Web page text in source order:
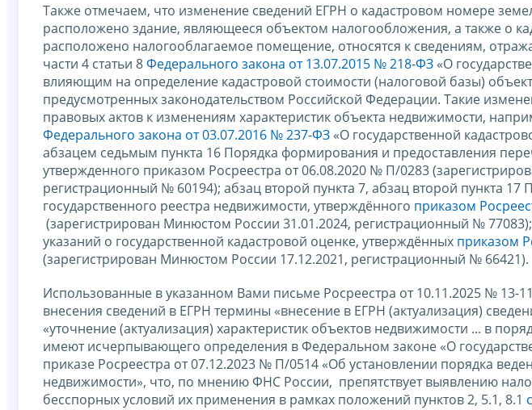
Также отмечаем, что изменение сведений ЕГРН о кадастровом номере
расположено здание, являющееся объектом налогообложения, а также о
расположено налогооблагаемое помещение, относятся к сведениям,
части 4 статьи 8Федерального закона от 13.07.2015 № 218-ФЗ «О
влияющим на определение кадастровой стоимости (налоговой базы)
предусмотренных законодательством Российской Федерации. Такие
правовых актов к изменениям характеристик объекта недвижимости,
Федерального закона от 03.07.2016 № 237-ФЗ «О государственной
абзацем седьмым пункта 16 Порядка формирования и предоставления
утвержденного приказом Росреестра от 06.08.2020 № П/0283
регистрационный № 60194); абзац второй пункта 7, абзац второй пункта 17
государственного реестра недвижимости, утверждённого приказом
(зарегистрирован Минюстом России 31.01.2024, регистрационный №
указаний о государственной кадастровой оценке, утверждённых приказом
(зарегистрирован Минюстом России 17.12.2021, регистрационный № 66421).
Использованные в указанном Вами письме Росреестра от 10.11.2025 № 13-
внесения сведений в ЕГРН термины «внесение в ЕГРН (актуализация)
«уточнение (актуализация) характеристик объектов недвижимости ... в
имеют исчерпывающего определения в Федеральном законе «О
приказе Росреестра от 07.12.2023 № П/0514 «Об установлении порядка
недвижимости», что, по мнению ФНС России, препятствует выявлению
бесспорных условий их применения в рамках положений пунктов 2, 5.1, 8.1